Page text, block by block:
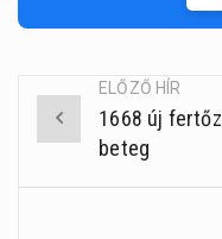
Post
navigation
ELŐZŐ HÍR
1668 új
beteg